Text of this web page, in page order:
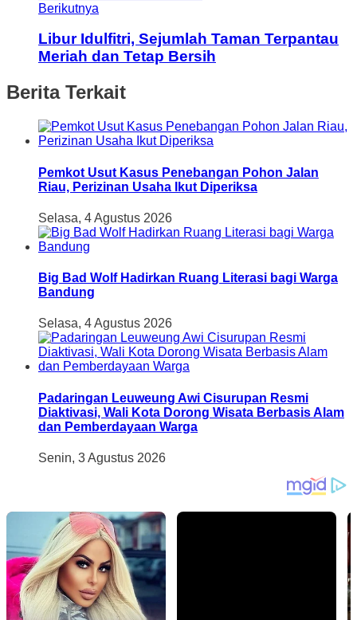
Berikutnya
Libur Idulfitri, Sejumlah Taman Terpantau
Meriah dan Tetap Bersih
Berita Terkait
Pemkot Usut Kasus Penebangan Pohon Jalan
Riau, Perizinan Usaha Ikut Diperiksa
Selasa, 4 Agustus 2026
Big Bad Wolf Hadirkan Ruang Literasi bagi Warga
Bandung
Selasa, 4 Agustus 2026
Padaringan Leuweung Awi Cisurupan Resmi
Diaktivasi, Wali Kota Dorong Wisata Berbasis Alam
dan Pemberdayaan Warga
Senin, 3 Agustus 2026